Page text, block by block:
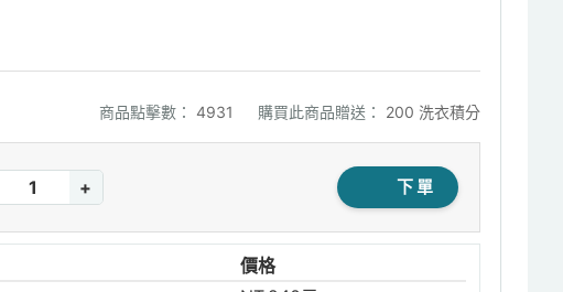
商品點擊數： 4931 購買此商品贈送： 200 洗衣積分
+ 下單
價格